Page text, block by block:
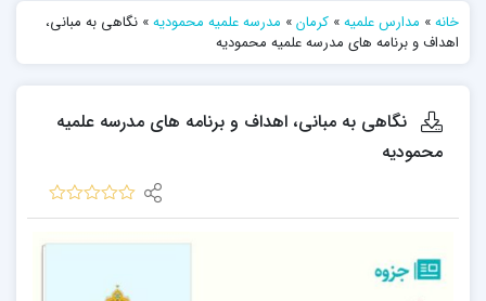
خانه» مدارس علمیه» کرمان» مدرسه علمیه محمودیه» نگاهی به مبانی،
اهداف و برنامه های مدرسه علمیه محمودیه
نگاهی به مبانی، اهداف و برنامه های مدرسه علمیه
محمودیه